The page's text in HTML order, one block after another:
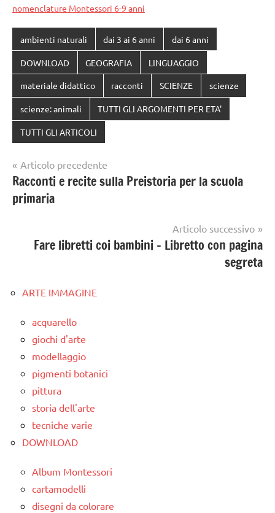
nomenclature Montessori 6-9 anni
ambienti naturali dai 3 ai 6 anni dai 6 anni
DOWNLOAD GEOGRAFIA LINGUAGGIO
materiale didattico racconti SCIENZE scienze
scienze: animali TUTTI GLI ARGOMENTI PER ETA'
TUTTI GLI ARTICOLI
Navigazione
articoli
Articolo precedente
Racconti e recite sulla Preistoria per la scuola
primaria
Articolo successivo
Fare libretti coi bambini – Libretto con pagina
segreta
ARTE IMMAGINE
acquarello
giochi d'arte
modellaggio
pigmenti botanici
pittura
storia dell'arte
tecniche varie
DOWNLOAD
Album Montessori
cartamodelli
disegni da colorare